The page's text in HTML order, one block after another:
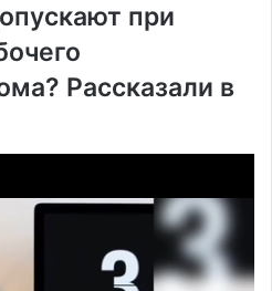
при
Рассказали в